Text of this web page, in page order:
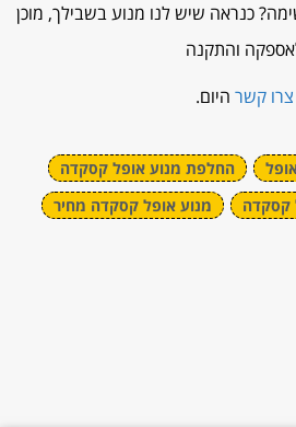
כנראה שיש לנו מנוע בשבילך, מוכן
והתקנה
צרו קשר היום.
החלפת מנוע אופל קסקדה
קסקדה
מנוע אופל קסקדה מחיר